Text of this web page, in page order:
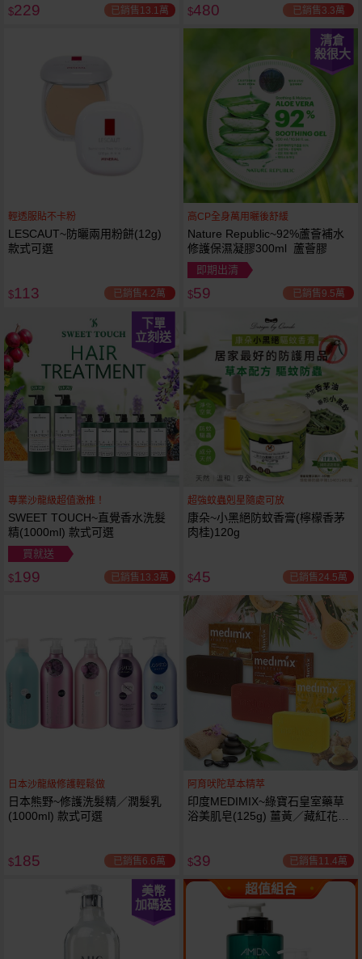
$229 已銷售13.1萬 $480 已銷售3.3萬
輕透服貼不卡粉
LESCAUT~防曬兩用粉餅(12g)
款式可選
$113 已銷售4.2萬
清倉
殺很大
高CP全身萬用曬後舒緩
Nature Republic~92%蘆薈補水
修護保濕凝膠300ml 蘆薈膠
即期出清
$59 已銷售9.5萬
下單
立刻送
專業沙龍級超值激推！
SWEET TOUCH~直覺香水洗髮
精(1000ml) 款式可選
買就送
$199 已銷售13.3萬
超強蚊蟲剋星隨處可放
康朵~小黑絕防蚊香膏(檸檬香茅
肉桂)120g
$45 已銷售24.5萬
日本沙龍級修護輕鬆做
日本熊野~修護洗髮精／潤髮乳
(1000ml) 款式可選
$185 已銷售6.6萬
阿育吠陀草本精萃
印度MEDIMIX~綠寶石皇室藥草
浴美肌皂(125g) 薑黃／藏紅花／
$39 已銷售11.4萬
美幣
加碼送
超值組合